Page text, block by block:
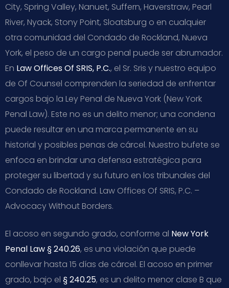
City, Spring Valley, Nanuet, Suffern, Haverstraw, Pearl
River, Nyack, Stony Point, Sloatsburg o en cualquier
otra comunidad del Condado de Rockland, Nueva
York, el peso de un cargo penal puede ser abrumador.
En Law Offices Of SRIS, P.C., el Sr. Sris y nuestro equipo
de Of Counsel comprenden la seriedad de enfrentar
cargos bajo la Ley Penal de Nueva York (New York
Penal Law). Este no es un delito menor; una condena
puede resultar en una marca permanente en su
historial y posibles penas de cárcel. Nuestro bufete se
enfoca en brindar una defensa estratégica para
proteger su libertad y su futuro en los tribunales del
Condado de Rockland. Law Offices Of SRIS, P.C. –
Advocacy Without Borders.
El acoso en segundo grado, conforme al New York
Penal Law § 240.26, es una violación que puede
conllevar hasta 15 días de cárcel. El acoso en primer
grado, bajo el § 240.25, es un delito menor clase B que